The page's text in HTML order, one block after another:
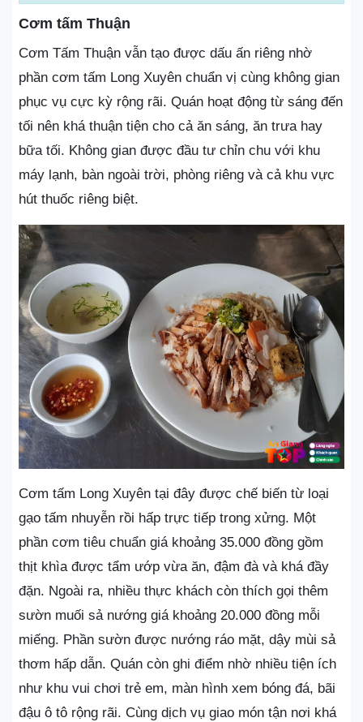
Cơm tấm Thuận
Cơm Tấm Thuận vẫn tạo được dấu ấn riêng nhờ
phần cơm tấm Long Xuyên chuẩn vị cùng không gian
phục vụ cực kỳ rộng rãi. Quán hoạt động từ sáng đến
tối nên khá thuận tiện cho cả ăn sáng, ăn trưa hay
bữa tối. Không gian được đầu tư chỉn chu với khu
máy lạnh, bàn ngoài trời, phòng riêng và cả khu vực
hút thuốc riêng biệt.
Cơm tấm Long Xuyên tại đây được chế biến từ loại
gạo tấm nhuyễn rồi hấp trực tiếp trong xửng. Một
phần cơm tiêu chuẩn giá khoảng 35.000 đồng gồm
thịt khìa được tẩm ướp vừa ăn, đậm đà và khá đầy
đặn. Ngoài ra, nhiều thực khách còn thích gọi thêm
sườn muối sả nướng giá khoảng 20.000 đồng mỗi
miếng. Phần sườn được nướng ráo mặt, dậy mùi sả
thơm hấp dẫn. Quán còn ghi điểm nhờ nhiều tiện ích
như khu vui chơi trẻ em, màn hình xem bóng đá, bãi
đậu ô tô rộng rãi. Cùng dịch vụ giao món tận nơi khá